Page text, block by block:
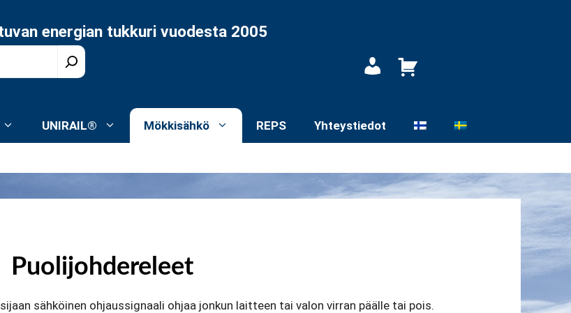
energian tukkuri vuodesta 2005
UNIRAIL® Mökkisähkö REPS Yhteystiedot
Puolijohdereleet
sähköinen ohjaussignaali ohjaa jonkun laitteen tai valon virran päälle tai pois.